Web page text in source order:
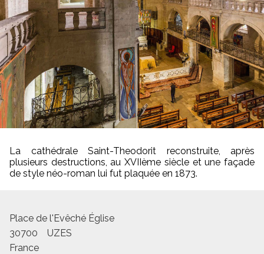
La cathédrale Saint-Theodorit reconstruite, après
plusieurs destructions, au XVIIème siècle et une façade
de style néo-roman lui fut plaquée en 1873.
Place de l'Evêché Église
30700
UZES
France